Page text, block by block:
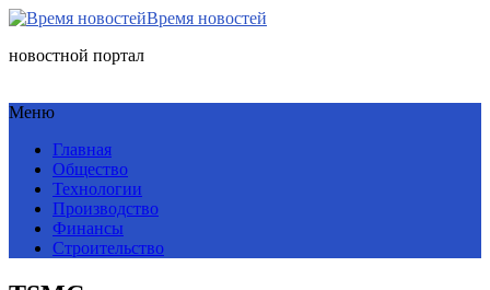
Время новостей
новостной портал
Меню
Главная
Общество
Технологии
Производство
Финансы
Строительство